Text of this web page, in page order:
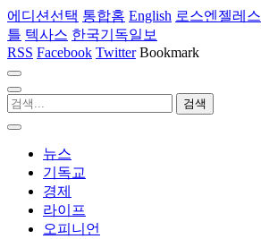
에디션선택 통합홈 English 로스엔젤레스
틀 텍사스 한국기독일보
RSS Facebook Twitter Bookmark
뉴스
기독교
경제
라이프
오피니언